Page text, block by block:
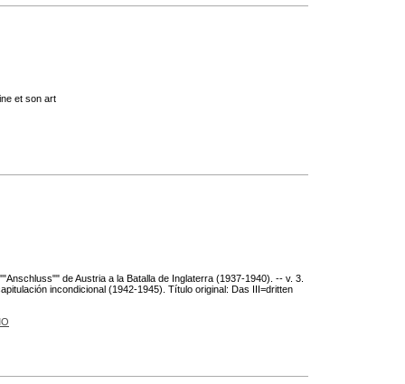
et son art
de Austria a la Batalla de Inglaterra (1937-1940). -- v. 3.
incondicional (1942-1945). Título original: Das III=dritten